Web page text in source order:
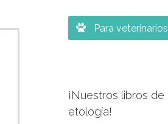
 Para veterinarios
¡Nuestros libros de
etología!